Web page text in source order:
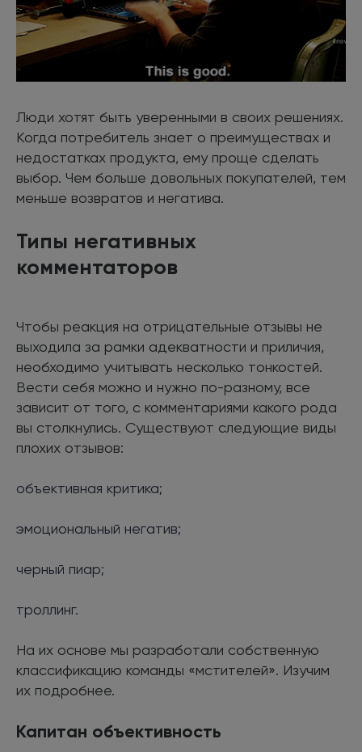
Люди хотят быть уверенными в своих решениях.
Когда потребитель знает о преимуществах и
недостатках продукта, ему проще сделать
выбор. Чем больше довольных покупателей, тем
меньше возвратов и негатива.
Типы негативных
комментаторов
Чтобы реакция на отрицательные отзывы не
выходила за рамки адекватности и приличия,
необходимо учитывать несколько тонкостей.
Вести себя можно и нужно по-разному, все
зависит от того, с комментариями какого рода
вы столкнулись. Существуют следующие виды
плохих отзывов:
объективная критика;
эмоциональный негатив;
черный пиар;
троллинг.
На их основе мы разработали собственную
классификацию команды «мстителей». Изучим
их подробнее.
Капитан объективность